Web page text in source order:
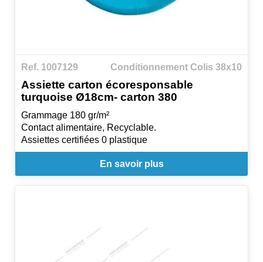
Ref. 1007129 Conditionnement Colis 38x10
Assiette carton écoresponsable
turquoise Ø18cm- carton 380
Grammage 180 gr/m²
Contact alimentaire, Recyclable.
Assiettes certifiées 0 plastique
En savoir plus